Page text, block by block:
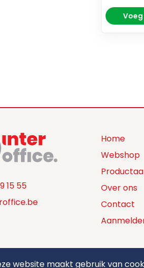
15 55
Home
Webshop
Over ons
Contact
website maakt gebruik van